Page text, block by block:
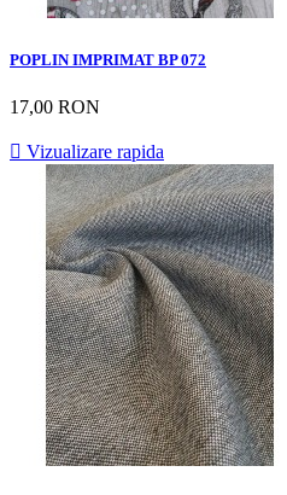
POPLIN IMPRIMAT BP 072
17,00 RON
 Vizualizare rapida